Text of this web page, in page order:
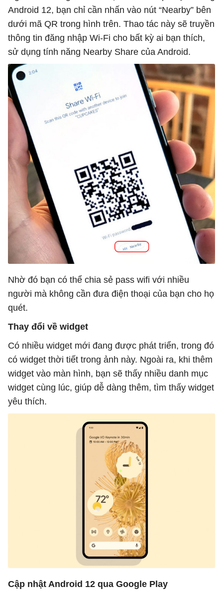
Android 12, bạn chỉ cần nhấn vào nút “Nearby” bên
dưới mã QR trong hình trên. Thao tác này sẽ truyền
thông tin đăng nhập Wi-Fi cho bất kỳ ai bạn thích,
sử dụng tính năng Nearby Share của Android.
Nhờ đó bạn có thể chia sẻ pass wifi với nhiều
người mà không cần đưa điện thoại của bạn cho họ
quét.
Thay đổi về widget
Có nhiều widget mới đang được phát triển, trong đó
có widget thời tiết trong ảnh này. Ngoài ra, khi thêm
widget vào màn hình, bạn sẽ thấy nhiều danh mục
widget cùng lúc, giúp dễ dàng thêm, tìm thấy widget
yêu thích.
Cập nhật Android 12 qua Google Play